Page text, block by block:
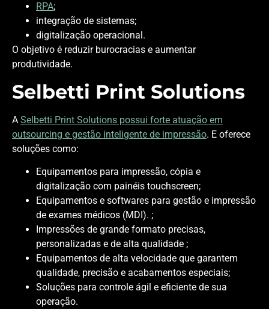
RPA;
integração de sistemas;
digitalização operacional.
O objetivo é reduzir burocracias e aumentar
produtividade.
Selbetti Print Solutions
A Selbetti Print Solutions possui forte atuação em
outsourcing e gestão inteligente de impressão. E oferece
soluções como:
Equipamentos para impressão, cópia e
digitalização com painéis touchscreen;
Equipamentos e softwares para gestão e impressão
de exames médicos (MDI). ;
Impressões de grande formato precisas,
personalizadas e de alta qualidade ;
Equipamentos de alta velocidade que garantem
qualidade, precisão e acabamentos especiais;
Soluções para controle ágil e eficiente de sua
operação.